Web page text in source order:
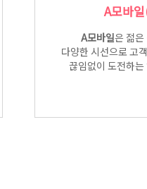
A모바
A모바일은 젊은
다양한 시선으로 고
끊임없이 도전하